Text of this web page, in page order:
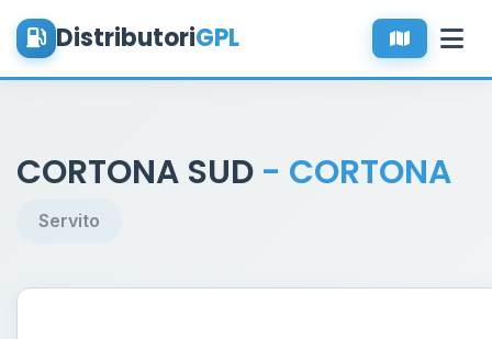
DistributoriGPL
CORTONA SUD - CORTONA
Servito